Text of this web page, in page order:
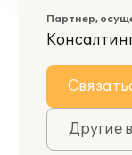
Партнер,
Другие